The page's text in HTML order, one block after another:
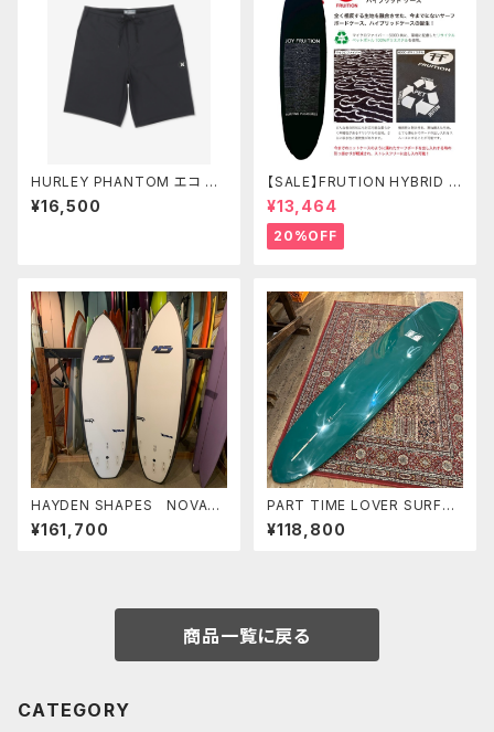
HURLEY PHANTOM エコ フ
ューズ 20" メンズ サーフパン
ツ 水着 ハーレー ボードショ
¥16,500
【SALE】FRUTION HYBRID C
ASE 9'6" LONG ハイブリッド
ケース
¥13,464
20%OFF
HAYDEN SHAPES NOVA
6'0" FUTURE FLEX ヘイデ
ンシェイプス
¥161,700
PART TIME LOVER SURFB
OARDS 『THE STRANGER』
9'6" PIN LOG
¥118,800
商品一覧に戻る
CATEGORY